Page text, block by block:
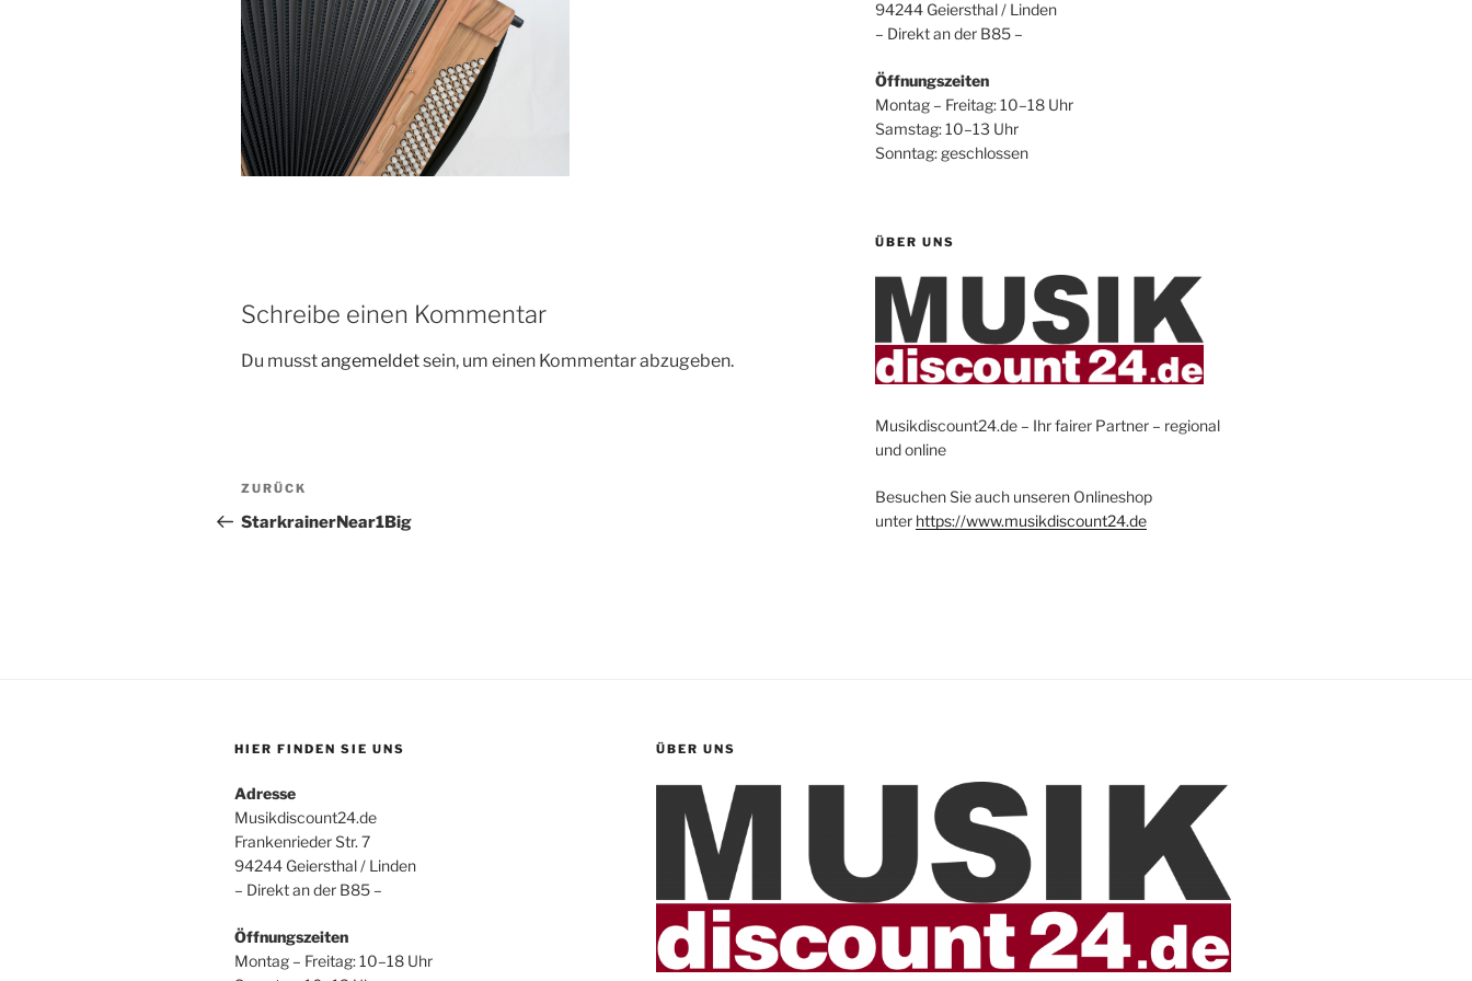
Schreibe einen Kommentar
Du musstangemeldetsein, um einen Kommentar abzugeben.
Beitragsnavigation
Vorheriger
Beitrag
ZURÜCK
StarkrainerNear1Big
94244 Geiersthal / Linden
– Direkt an der B85 –
Öffnungszeiten
Montag – Freitag: 10–18 Uhr
Samstag: 10–13 Uhr
Sonntag: geschlossen
ÜBER UNS
Musikdiscount24.de – Ihr fairer Partner – regional
und online
Besuchen Sie auch unseren Onlineshop
unter https://www.musikdiscount24.de
HIER FINDEN SIE UNS
Adresse
Musikdiscount24.de
Frankenrieder Str. 7
94244 Geiersthal / Linden
– Direkt an der B85 –
Öffnungszeiten
Montag – Freitag: 10–18 Uhr
ÜBER UNS